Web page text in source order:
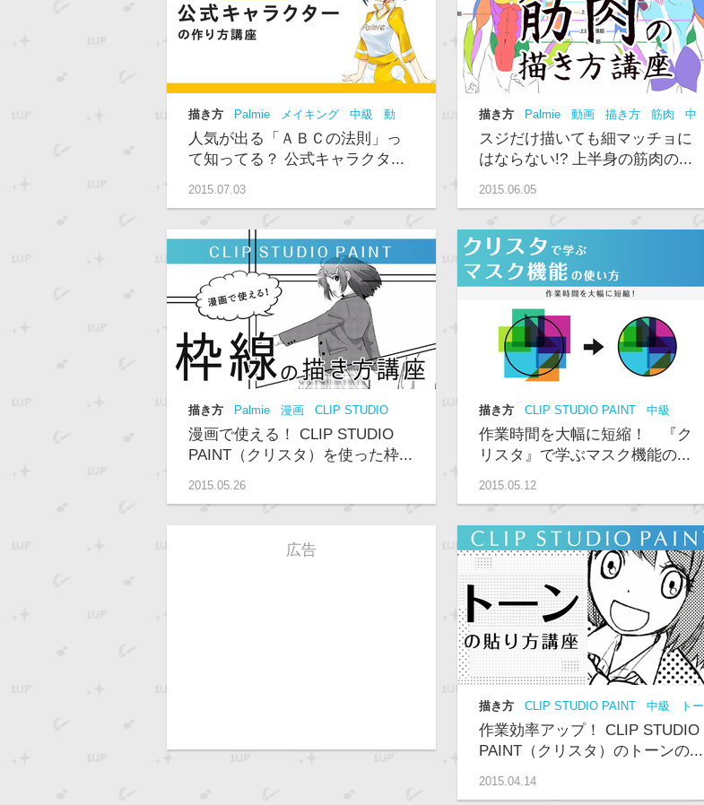
描き方 Palmie メイキング 中級
動
画
人気が出る「ＡＢＣの法則」っ
て知ってる？ 公式キャラクタ...
2015.07.03
描き方 Palmie 動画 描き方 筋肉
中
級
スジだけ描いても細マッチョに
はならない!? 上半身の筋肉の...
2015.06.05
描き方 Palmie 漫画
CLIP STUDIO
PAINT
初級 動画
漫画で使える！ CLIP STUDIO
PAINT（クリスタ）を使った枠...
2015.05.26
描き方 CLIP STUDIO PAINT
中級
Palmie
動画
作業時間を大幅に短縮！ 『ク
リスタ』で学ぶマスク機能の...
2015.05.12
広告
描き方 CLIP STUDIO PAINT 中級
トー
ン
漫画 Palmie 動画
作業効率アップ！ CLIP STUDIO
PAINT（クリスタ）のトーンの...
2015.04.14